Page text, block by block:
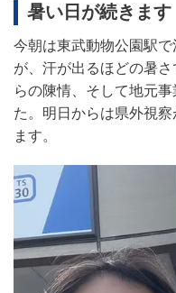
暑い日が続きます
今朝は東武動物公園駅
が、汗が出るほどの暑
らの陳情、そして地元
た。明日からは県外視
ます。